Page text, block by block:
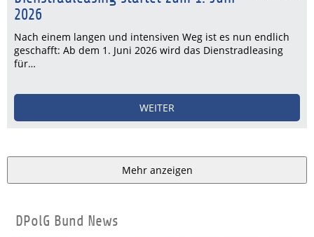
2026
Nach einem langen und intensiven Weg ist es nun endlich
geschafft: Ab dem 1. Juni 2026 wird das Dienstradleasing
für…
WEITER
Mehr anzeigen
DPolG Bund News